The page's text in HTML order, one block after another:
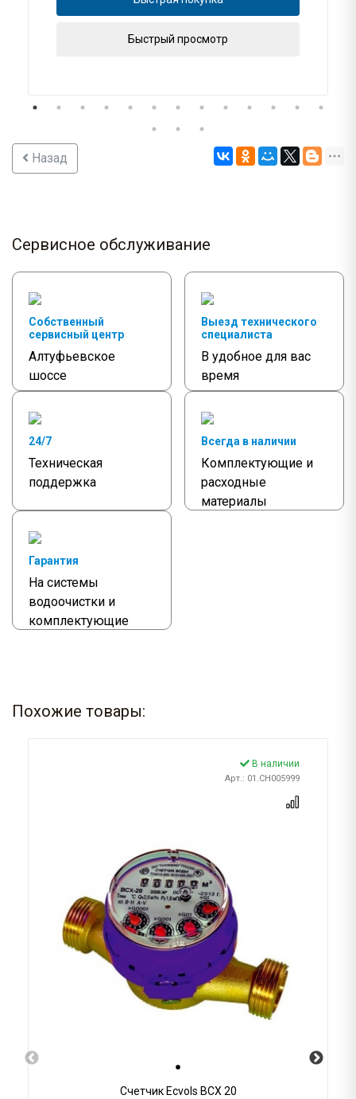
Быстрый просмотр
Назад
Сервисное обслуживание
Собственный
сервисный центр
Алтуфьевское
шоссе
Выезд технического
специалиста
В удобное для вас
время
24/7
Техническая
поддержка
Всегда в наличии
Комплектующие и
расходные
материалы
Гарантия
На системы
водоочистки и
комплектующие
Похожие товары:
В наличии
Арт.: 01.CH005999
Счетчик Ecvols ВСХ 20